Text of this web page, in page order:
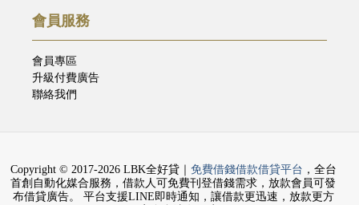
會員服務
會員專區
升級付費廣告
聯絡我們
Copyright © 2017-2026 LBK全好貸｜ 免費借錢借款借貸平台 ，全台
首創自動化媒合服務，借款人可免費刊登借錢需求，放款會員可發
布借貸廣告。 平台支援LINE即時通知，讓借款更迅速，放款更方